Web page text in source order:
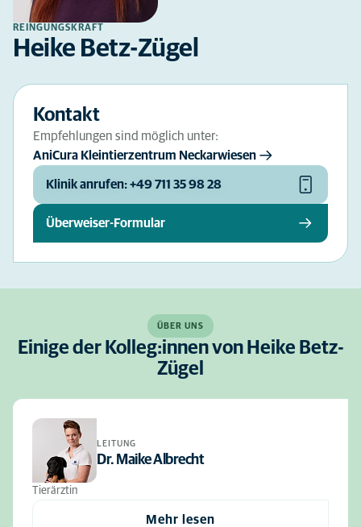
REINGUNGSKRAFT
Heike Betz-Zügel
Kontakt
Empfehlungen sind möglich unter:
AniCura Kleintierzentrum Neckarwiesen
Klinik anrufen: +49 711 35 98 28
Überweiser-Formular
ÜBER UNS
Einige der Kolleg:innen von Heike Betz-
Zügel
LEITUNG
Dr. Maike Albrecht
Tierärztin
Mehr lesen